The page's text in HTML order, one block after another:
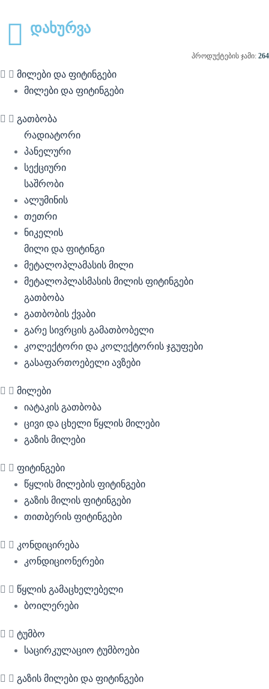
დახურვა
პროდუქტების ჯამი: 264
მილები და ფიტინგები
მილები და ფიტინგები
გათბობა
რადიატორი
პანელური
სექციური
საშრობი
ალუმინის
თეთრი
ნიკელის
მილი და ფიტინგი
მეტალოპლამასის მილი
მეტალოპლასმასის მილის ფიტინგები
გათბობა
გათბობის ქვაბი
გარე სივრცის გამათბობელი
კოლექტორი და კოლექტორის ჯგუფები
გასაფართოებელი ავზები
მილები
იატაკის გათბობა
ცივი და ცხელი წყლის მილები
გაზის მილები
ფიტინგები
წყლის მილების ფიტინგები
გაზის მილის ფიტინგები
თითბერის ფიტინგები
კონდიცირება
კონდიციონერები
წყლის გამაცხელებელი
ბოილერები
ტუმბო
საცირკულაციო ტუმბოები
გაზის მილები და ფიტინგები